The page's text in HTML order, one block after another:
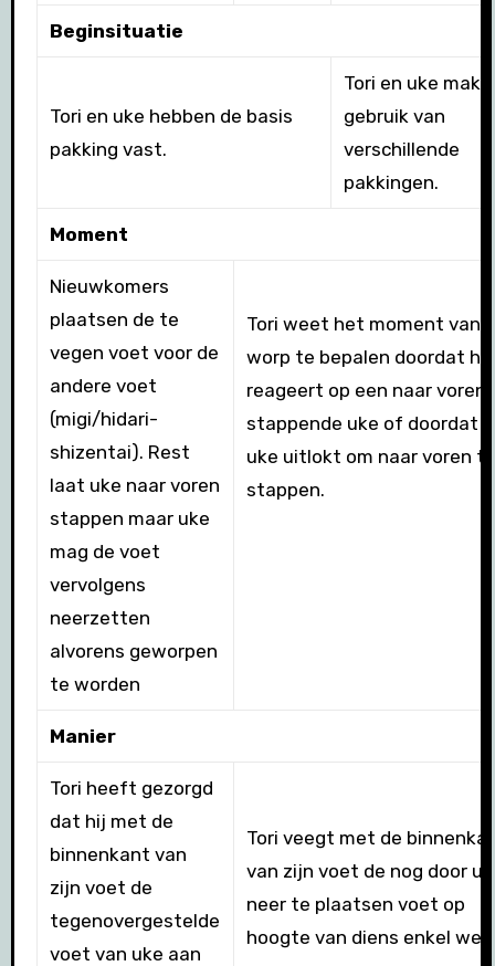
Beginsituatie
Tori en uke hebben de basis
pakking vast.
Tori en uke
gebruik van
verschillende
pakkingen.
Moment
Nieuwkomers
plaatsen de te
vegen voet voor de
andere voet
(migi/hidari-
shizentai). Rest
laat uke naar voren
stappen maar uke
mag de voet
vervolgens
neerzetten
alvorens geworpen
te worden
Tori weet het moment van
worp te bepalen doordat hij
reageert op een naar voren
stappende uke of doordat
uke uitlokt om naar voren te
stappen.
Manier
Tori heeft gezorgd
dat hij met de
binnenkant van
zijn voet de
tegenovergestelde
voet van uke aan
Tori veegt met de
van zijn voet de nog door
neer te plaatsen voet op
hoogte van diens enkel